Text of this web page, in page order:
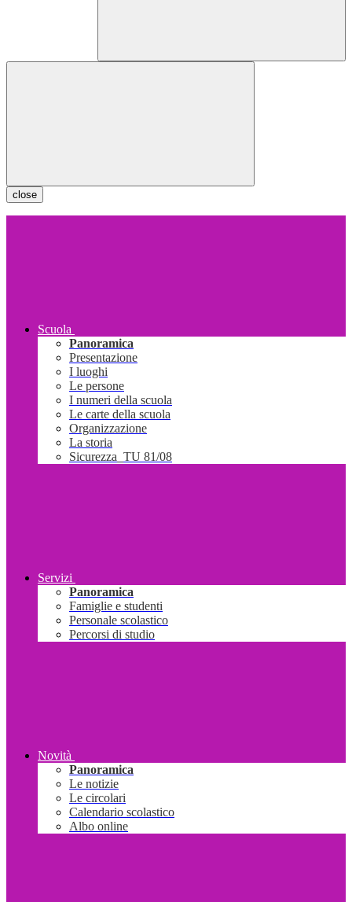
close
Scuola
Panoramica
Presentazione
I luoghi
Le persone
I numeri della scuola
Le carte della scuola
Organizzazione
La storia
Sicurezza_TU 81/08
Servizi
Panoramica
Famiglie e studenti
Personale scolastico
Percorsi di studio
Novità
Panoramica
Le notizie
Le circolari
Calendario scolastico
Albo online